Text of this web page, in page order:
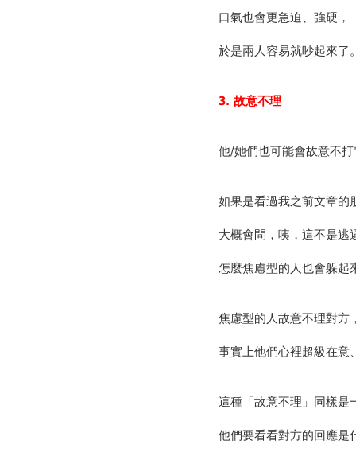
口氣也會更急迫、強硬，
於是兩人容易就吵起來了
3. 故意不理
他/她們也可能會故意不
如果是看過我之前文章的
大概會問，咦，這不是逃
怎麼焦慮型的人也會躲起
焦慮型的人故意不理對方
事實上他們心裡超級在意
這種「故意不理」同樣是
他們要看看對方的回應是